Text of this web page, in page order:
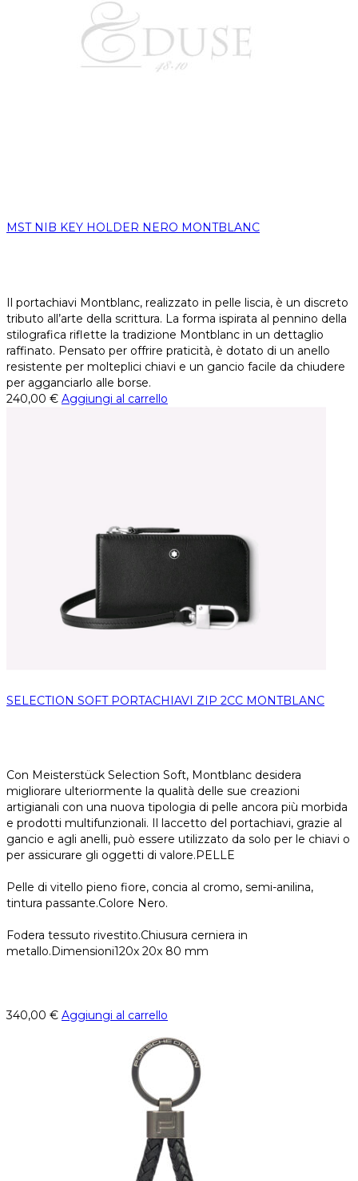
MST NIB KEY HOLDER NERO MONTBLANC
Il portachiavi Montblanc, realizzato in pelle liscia, è un discreto
tributo all’arte della scrittura. La forma ispirata al pennino della
stilografica riflette la tradizione Montblanc in un dettaglio
raffinato. Pensato per offrire praticità, è dotato di un anello
resistente per molteplici chiavi e un gancio facile da chiudere
per agganciarlo alle borse.
240,00 € Aggiungi al carrello
SELECTION SOFT PORTACHIAVI ZIP 2CC MONTBLANC
Con Meisterstück Selection Soft, Montblanc desidera
migliorare ulteriormente la qualità delle sue creazioni
artigianali con una nuova tipologia di pelle ancora più morbida
e prodotti multifunzionali. Il laccetto del portachiavi, grazie al
gancio e agli anelli, può essere utilizzato da solo per le chiavi o
per assicurare gli oggetti di valore.PELLE
Pelle di vitello pieno fiore, concia al cromo, semi-anilina,
tintura passante.Colore Nero.
Fodera tessuto rivestito.Chiusura cerniera in
metallo.Dimensioni120x 20x 80 mm
340,00 € Aggiungi al carrello